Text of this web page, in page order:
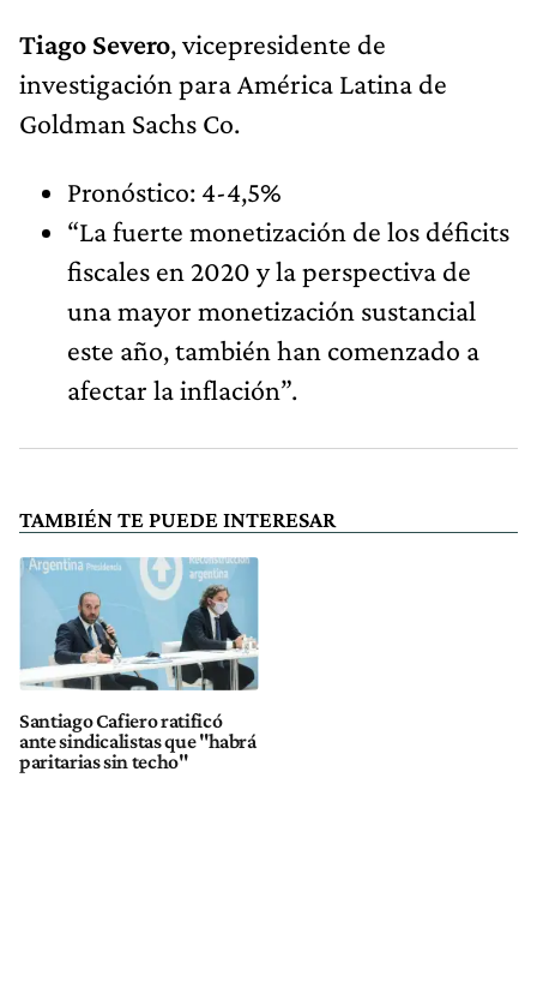
Tiago Severo, vicepresidente de
investigación para América Latina de
Goldman Sachs Co.
Pronóstico: 4-4,5%
“La fuerte monetización de los déficits
fiscales en 2020 y la perspectiva de
una mayor monetización sustancial
este año, también han comenzado a
afectar la inflación”.
TAMBIÉN TE PUEDE INTERESAR
Santiago Cafiero ratificó
ante sindicalistas que "habrá
paritarias sin techo"